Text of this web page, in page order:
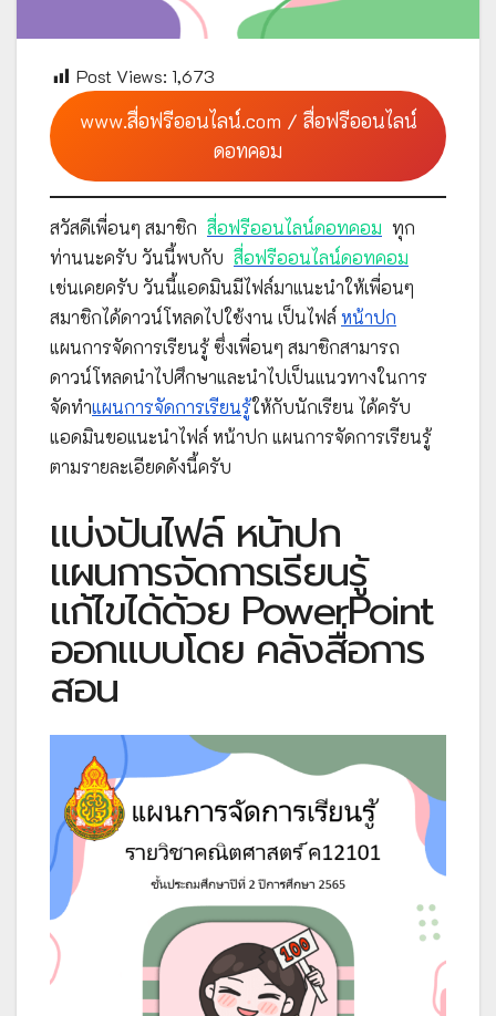
Post Views: 1,673
www.สื่อฟรีออนไลน์.com / สื่อฟรีออนไลน์
ดอทคอม
สวัสดีเพื่อนๆ สมาชิก สื่อฟรีออนไลน์ดอทคอม ทุก
ท่านนะครับ วันนี้พบกับ สื่อฟรีออนไลน์ดอทคอม
เช่นเคยครับ วันนี้แอดมินมีไฟล์มาแนะนำให้เพื่อนๆ
สมาชิกได้ดาวน์โหลดไปใช้งาน เป็นไฟล์ หน้าปก
แผนการจัดการเรียนรู้ ซึ่งเพื่อนๆ สมาชิกสามารถ
ดาวน์โหลดนำไปศึกษาและนำไปเป็นแนวทางในการ
จัดทำแผนการจัดการเรียนรู้ให้กับนักเรียน ได้ครับ
แอดมินขอแนะนำไฟล์ หน้าปก แผนการจัดการเรียนรู้
ตามรายละเอียดดังนี้ครับ
แบ่งปันไฟล์ หน้าปก
แผนการจัดการเรียนรู้
แก้ไขได้ด้วย PowerPoint
ออกแบบโดย คลังสื่อการ
สอน